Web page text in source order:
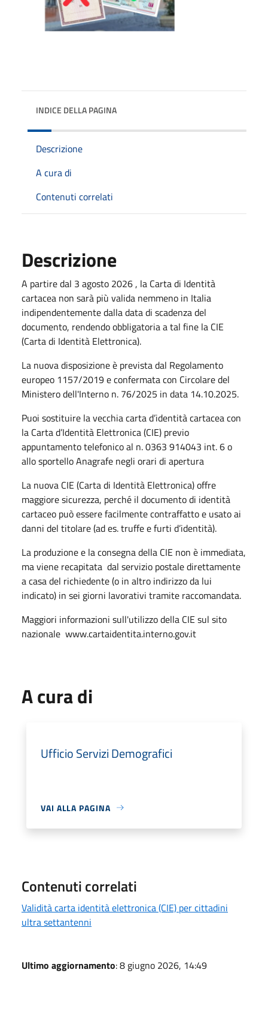
INDICE DELLA PAGINA
Descrizione
A cura di
Contenuti correlati
Descrizione
A partire dal 3 agosto 2026 , la Carta di Identità
cartacea non sarà più valida nemmeno in Italia
indipendentemente dalla data di scadenza del
documento, rendendo obbligatoria a tal fine la CIE
(Carta di Identità Elettronica).
La nuova disposizione è prevista dal Regolamento
europeo 1157/2019 e confermata con Circolare del
Ministero dell'Interno n. 76/2025 in data 14.10.2025.
Puoi sostituire la vecchia carta d’identità cartacea con
la Carta d’Identità Elettronica (CIE) previo
appuntamento telefonico al n. 0363 914043 int. 6 o
allo sportello Anagrafe negli orari di apertura
La nuova CIE (Carta di Identità Elettronica) offre
maggiore sicurezza, perché il documento di identità
cartaceo può essere facilmente contraffatto e usato ai
danni del titolare (ad es. truffe e furti d’identità).
La produzione e la consegna della CIE non è immediata,
ma viene recapitata dal servizio postale direttamente
a casa del richiedente (o in altro indirizzo da lui
indicato) in sei giorni lavorativi tramite raccomandata.
Maggiori informazioni sull'utilizzo della CIE sul sito
nazionale www.cartaidentita.interno.gov.it
A cura di
Ufficio Servizi Demografici
VAI ALLA PAGINA
Contenuti correlati
Validità carta identità elettronica (CIE) per cittadini
ultra settantenni
Ultimo aggiornamento: 8 giugno 2026, 14:49